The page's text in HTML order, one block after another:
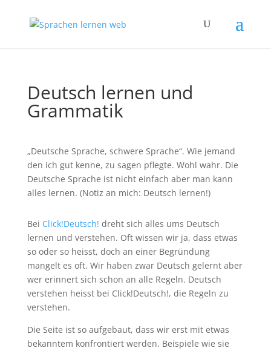
Deutsch lernen und
Grammatik
„Deutsche Sprache, schwere Sprache“. Wie jemand
den ich gut kenne, zu sagen pflegte. Wohl wahr. Die
Deutsche Sprache ist nicht einfach aber man kann
alles lernen. (Notiz an mich: Deutsch lernen!)
Bei Click!Deutsch! dreht sich alles ums Deutsch
lernen und verstehen. Oft wissen wir ja, dass etwas
so oder so heisst, doch an einer Begründung
mangelt es oft. Wir haben zwar Deutsch gelernt aber
wer erinnert sich schon an alle Regeln. Deutsch
verstehen heisst bei Click!Deutsch!, die Regeln zu
verstehen.
Die Seite ist so aufgebaut, dass wir erst mit etwas
bekanntem konfrontiert werden. Beispiele wie sie